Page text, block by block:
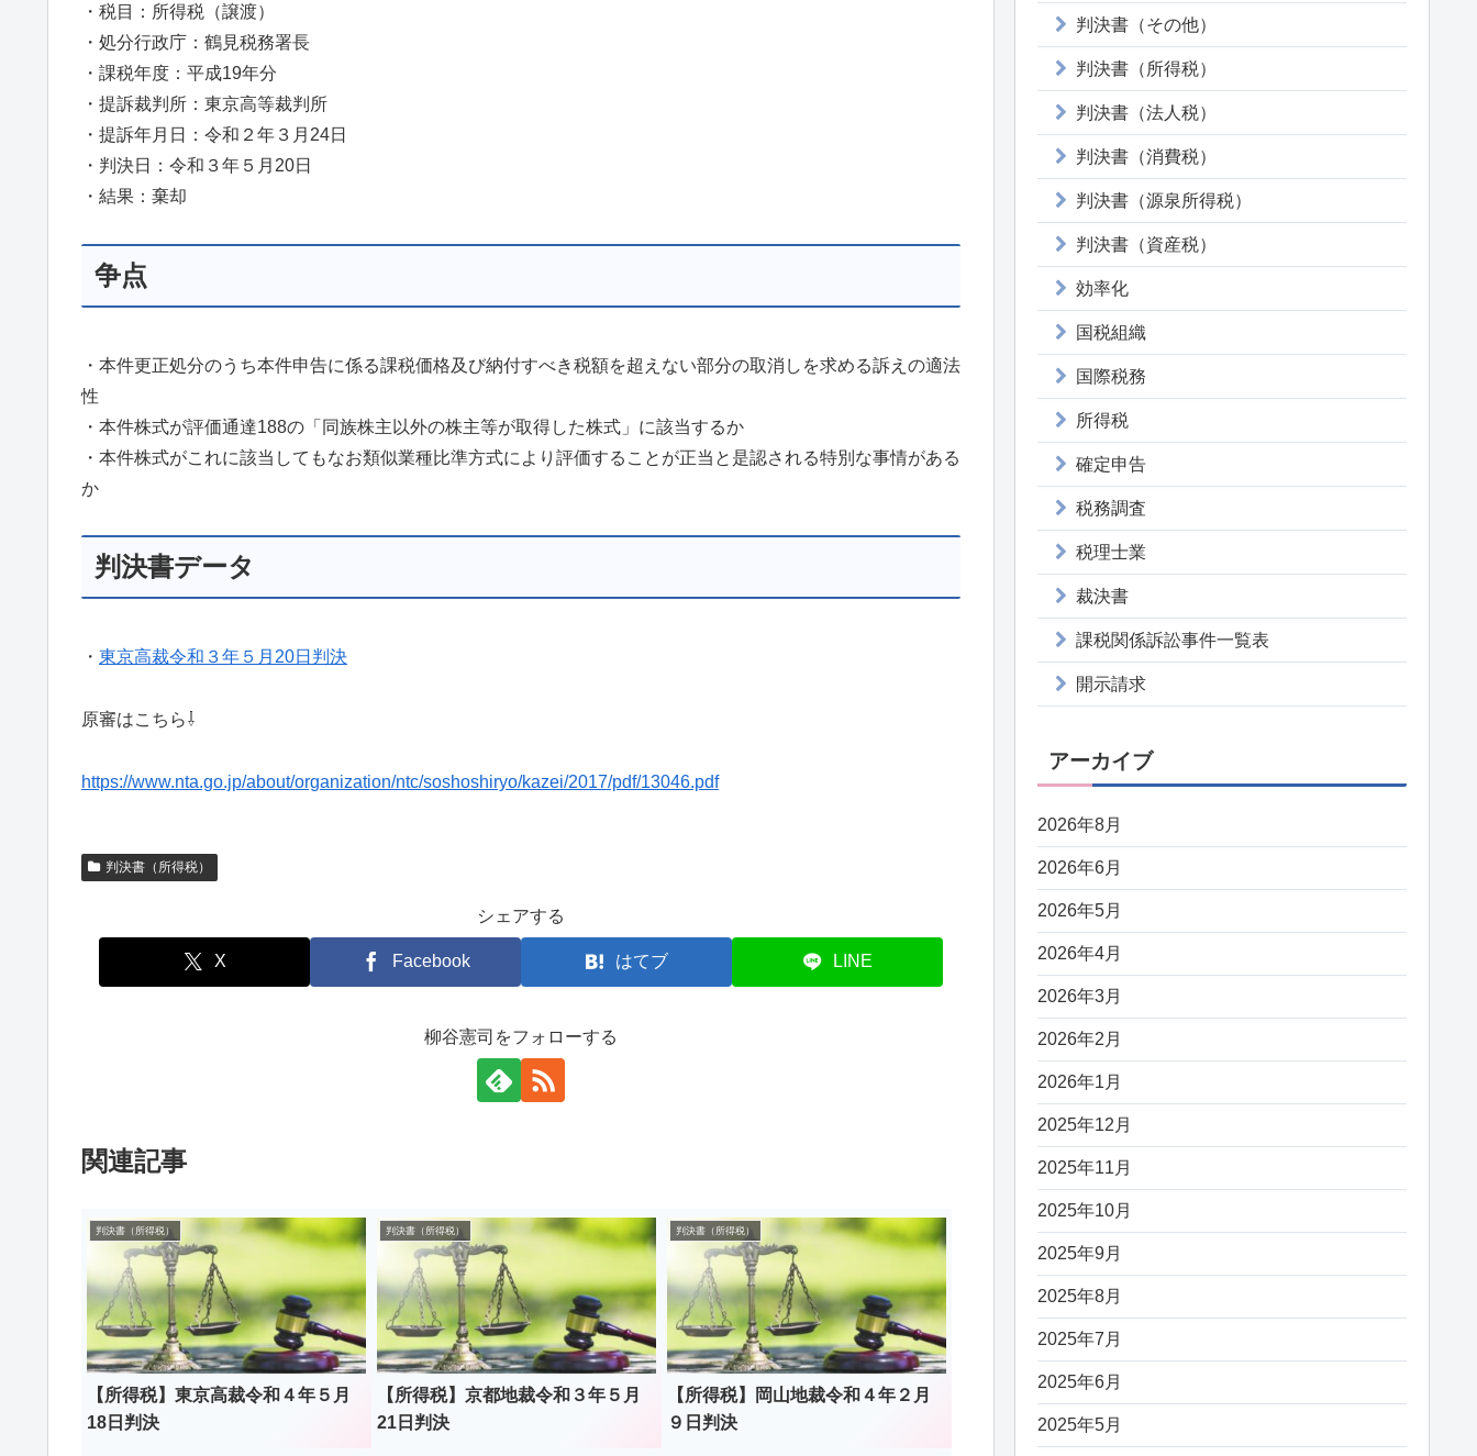
・税目：所得税（譲渡）
・処分行政庁：鶴見税務署長
・課税年度：平成19年分
・提訴裁判所：東京高等裁判所
・提訴年月日：令和２年３月24日
・判決日：令和３年５月20日
・結果：棄却
争点
・本件更正処分のうち本件申告に係る課税価格及び納付すべき税額を超えない部分の取消しを求める訴えの適法
性
・本件株式が評価通達188の「同族株主以外の株主等が取得した株式」に該当するか
・本件株式がこれに該当してもなお類似業種比準方式により評価することが正当と是認される特別な事情がある
か
判決書データ
・ 東京高裁令和３年５月20日判決
原審はこちら⇩
https://www.nta.go.jp/about/organization/ntc/soshoshiryo/kazei/2017/pdf/13046.pdf
判決書（所得税）
シェアする
X Facebook はてブ LINE
柳谷憲司をフォローする
関連記事
判決書（所得税）
【所得税】東京高裁令和４年５月
18日判決
判決書（所得税）
【所得税】京都地裁令和３年５月
21日判決
判決書（所得税）
【所得税】岡山地裁令和４年２月
９日判決
判決書（その他）
判決書（所得税）
判決書（法人税）
判決書（消費税）
判決書（源泉所得税）
判決書（資産税）
効率化
国税組織
国際税務
所得税
確定申告
税務調査
税理士業
裁決書
課税関係訴訟事件一覧表
開示請求
アーカイブ
2026年8月
2026年6月
2026年5月
2026年4月
2026年3月
2026年2月
2026年1月
2025年12月
2025年11月
2025年10月
2025年9月
2025年8月
2025年7月
2025年6月
2025年5月